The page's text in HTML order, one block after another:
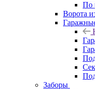
По
Ворота
Заборы